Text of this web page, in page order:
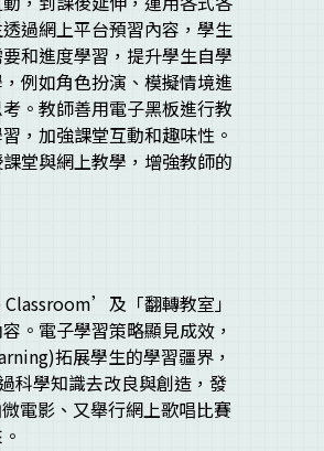
過網上平台預習內容，學生
和進度學習，提升學生自學
例如角色扮演、模擬情境進
。教師善用電子黑板進行教
，加強課堂互動和趣味性。
堂與網上教學，增強教師的
及「翻轉教室」
。電子學習策略顯見成效，
拓展學生的學習疆界，
科學知識去改良與創造，發
電影、又舉行網上歌唱比賽